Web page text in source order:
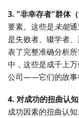
3. "非幸存者"群体（
要素。这些是未能
是失败者、辍学者
表了完整准确分析
中，这些是成千上
公司——它们的故事
4. 对成功的扭曲认知
成功因素的扭曲认